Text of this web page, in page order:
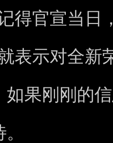
得官宣当日
表示对全新
如果刚刚的